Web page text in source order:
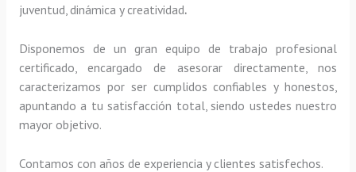
juventud, dinámica y creatividad.
Disponemos de un gran equipo de trabajo profesional
certificado, encargado de asesorar directamente, nos
caracterizamos por ser cumplidos confiables y honestos,
apuntando a tu satisfacción total, siendo ustedes nuestro
mayor objetivo.
Contamos con años de experiencia y clientes satisfechos.